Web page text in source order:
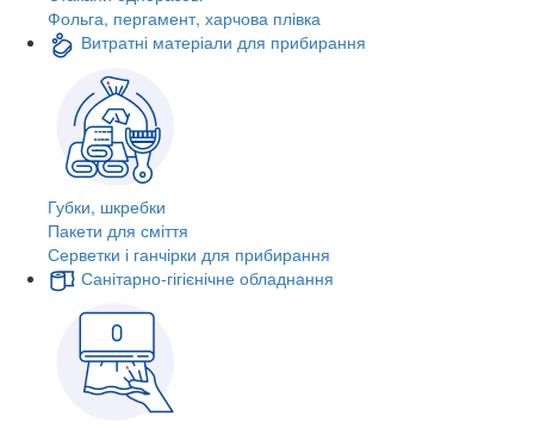
Фольга, пергамент, харчова плівка
Витратні матеріали для прибирання
Губки, шкребки
Пакети для сміття
Серветки і ганчірки для прибирання
Санітарно-гігієнічне обладнання